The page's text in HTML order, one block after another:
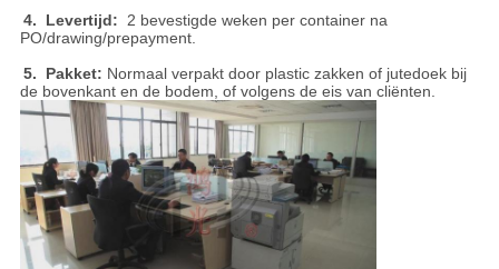
4. Levertijd:
2 bevestigde weken per container na
PO/drawing/prepayment.
5. Pakket: Normaal verpakt door plastic zakken of jutedoek bij
de bovenkant en de bodem, of volgens de eis van cliënten.